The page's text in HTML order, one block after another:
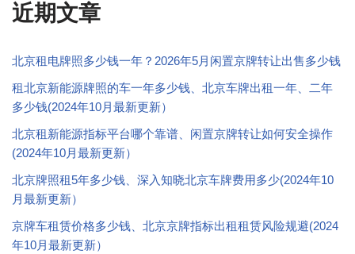
近期文章
北京租电牌照多少钱一年？2026年5月闲置京牌转让出售多少钱
租北京新能源牌照的车一年多少钱、北京车牌出租一年、二年
多少钱(2024年10月最新更新）
北京租新能源指标平台哪个靠谱、闲置京牌转让如何安全操作
(2024年10月最新更新）
北京牌照租5年多少钱、深入知晓北京车牌费用多少(2024年10
月最新更新）
京牌车租赁价格多少钱、北京京牌指标出租租赁风险规避(2024
年10月最新更新）